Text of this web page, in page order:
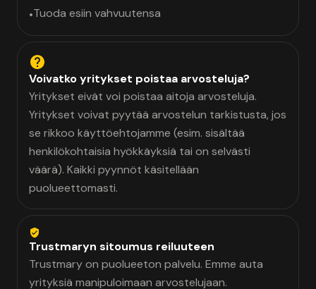
•Tuoda esiin vahvuutensa
Voivatko yritykset poistaa arvosteluja?
Yritykset eivät voi poistaa aitoja arvosteluja.
Yritykset voivat pyytää arvostelun tarkistusta, jos
se rikkoo käyttöehtojamme (esim. sisältää
henkilökohtaisia hyökkäyksiä tai on selvästi
väärä). Kaikki pyynnöt käsitellään
puolueettomasti.
Trustmaryn sitoumus reiluuteen
Trustmary on puolueeton palvelu. Emme auta
yrityksiä manipuloimaan arvostelujaan.